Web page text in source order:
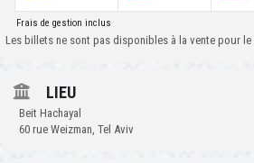
Frais de gestion inclus
Les billets ne sont pas disponibles à la vente pour le
LIEU
Beit Hachayal
60 rue Weizman, Tel Aviv